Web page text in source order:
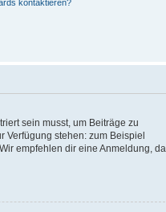
kontaktieren?
sein musst, um Beiträge zu
Verfügung stehen: zum Beispiel
empfehlen dir eine Anmeldung, da